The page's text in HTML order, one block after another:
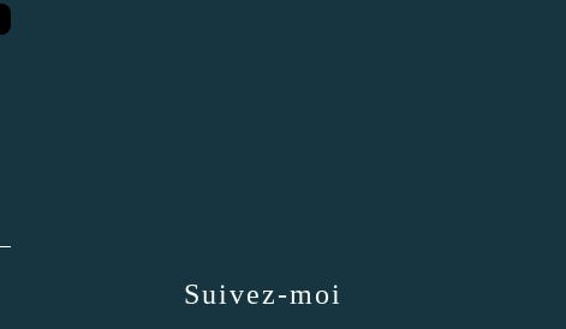
Suivez-moi